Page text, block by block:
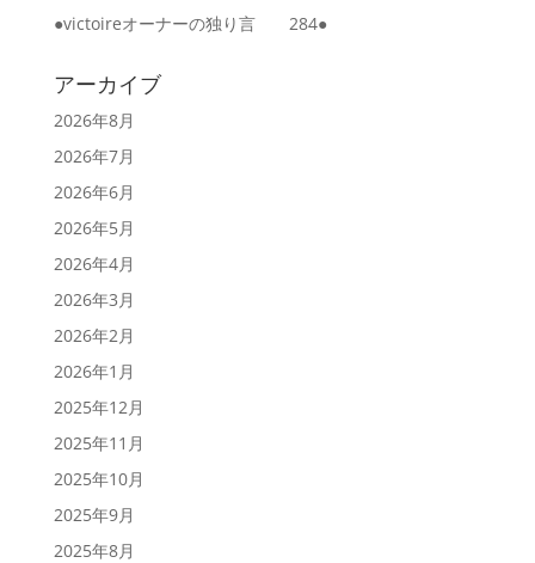
●victoireオーナーの独り言 284●
アーカイブ
2026年8月
2026年7月
2026年6月
2026年5月
2026年4月
2026年3月
2026年2月
2026年1月
2025年12月
2025年11月
2025年10月
2025年9月
2025年8月